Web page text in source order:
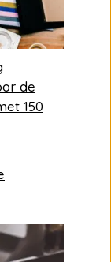
de
150